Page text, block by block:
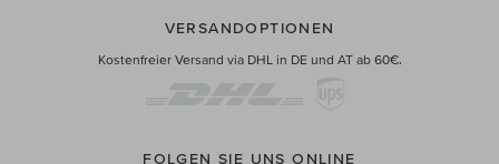
VERSANDOPTIONEN
Kostenfreier Versand via DHL in DE und AT ab 60€.
FOLGEN SIE UNS ONLINE